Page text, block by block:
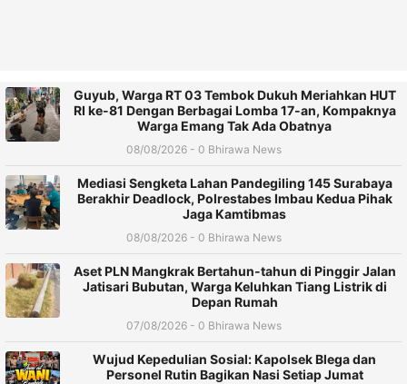
Guyub, Warga RT 03 Tembok Dukuh Meriahkan HUT
RI ke-81 Dengan Berbagai Lomba 17-an, Kompaknya
Warga Emang Tak Ada Obatnya
08/08/2026 - 0 Bhirawa News
Mediasi Sengketa Lahan Pandegiling 145 Surabaya
Berakhir Deadlock, Polrestabes Imbau Kedua Pihak
Jaga Kamtibmas
08/08/2026 - 0 Bhirawa News
Aset PLN Mangkrak Bertahun-tahun di Pinggir Jalan
Jatisari Bubutan, Warga Keluhkan Tiang Listrik di
Depan Rumah
07/08/2026 - 0 Bhirawa News
Wujud Kepedulian Sosial: Kapolsek Blega dan
Personel Rutin Bagikan Nasi Setiap Jumat